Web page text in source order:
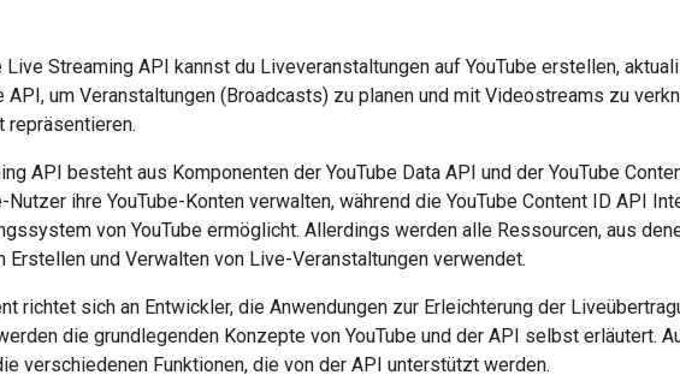
Live Streaming API kannst du Liveveranstaltungen auf YouTube erstellen,
API, um Veranstaltungen (Broadcasts) zu planen und mit Videostreams zu
repräsentieren.
API besteht aus Komponenten der YouTube Data API und der YouTube
Nutzer ihre YouTube-Konten verwalten, während die YouTube Content ID API
von YouTube ermöglicht. Allerdings werden alle Ressourcen, aus
Erstellen und Verwalten von Live-Veranstaltungen verwendet.
richtet sich an Entwickler, die Anwendungen zur Erleichterung der
werden die grundlegenden Konzepte von YouTube und der API selbst erläutert.
verschiedenen Funktionen, die von der API unterstützt werden.